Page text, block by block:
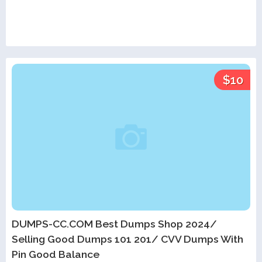
$10
DUMPS-CC.COM Best Dumps Shop 2024/
Selling Good Dumps 101 201/ CVV Dumps With
Pin Good Balance